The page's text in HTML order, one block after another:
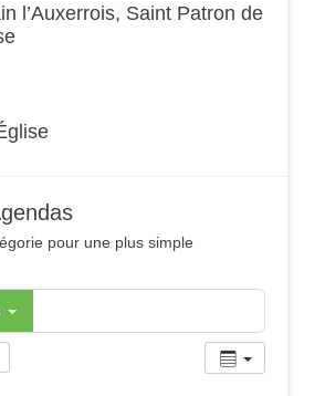
l’Auxerrois, Saint Patron de
pour une plus simple